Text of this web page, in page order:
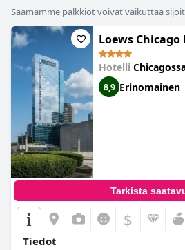
Saamamme palkkiot voivat vaikuttaa
Loews Chicago
Hotelli
8,9 Erinomainen
Tarkista
$
Tiedot